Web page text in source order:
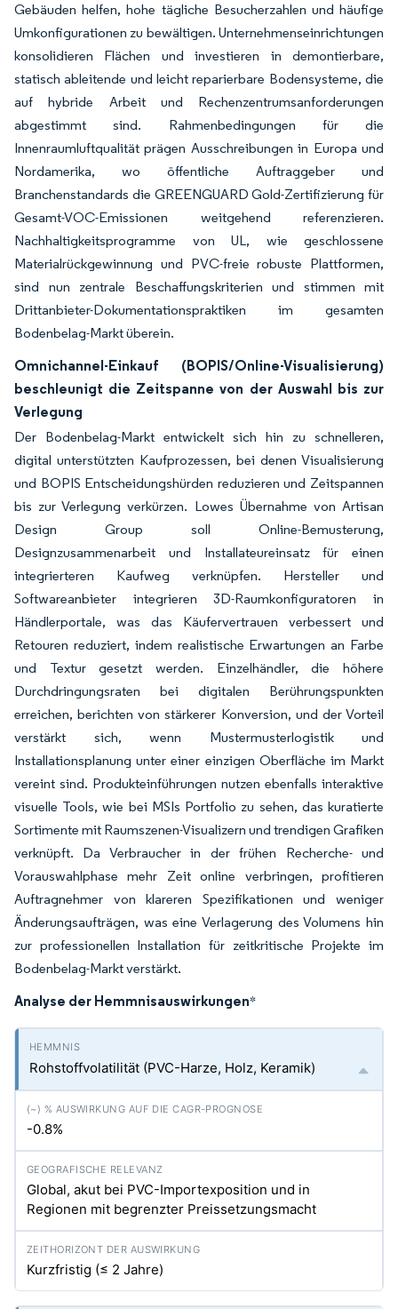
Gebäuden helfen, hohe tägliche Besucherzahlen und häufige
Umkonfigurationen zu bewältigen. Unternehmenseinrichtungen
konsolidieren Flächen und investieren in demontierbare,
statisch ableitende und leicht reparierbare Bodensysteme, die
auf hybride Arbeit und Rechenzentrumsanforderungen
abgestimmt sind. Rahmenbedingungen für die
Innenraumluftqualität prägen Ausschreibungen in Europa und
Nordamerika, wo öffentliche Auftraggeber und
Branchenstandards die GREENGUARD Gold-Zertifizierung für
Gesamt-VOC-Emissionen weitgehend referenzieren.
Nachhaltigkeitsprogramme von UL, wie geschlossene
Materialrückgewinnung und PVC-freie robuste Plattformen,
sind nun zentrale Beschaffungskriterien und stimmen mit
Drittanbieter-Dokumentationspraktiken im gesamten
Bodenbelag-Markt überein.
Omnichannel-Einkauf (BOPIS/Online-Visualisierung)
beschleunigt die Zeitspanne von der Auswahl bis zur
Verlegung
Der Bodenbelag-Markt entwickelt sich hin zu schnelleren,
digital unterstützten Kaufprozessen, bei denen Visualisierung
und BOPIS Entscheidungshürden reduzieren und Zeitspannen
bis zur Verlegung verkürzen. Lowes Übernahme von Artisan
Design Group soll Online-Bemusterung,
Designzusammenarbeit und Installateureinsatz für einen
integrierteren Kaufweg verknüpfen. Hersteller und
Softwareanbieter integrieren 3D-Raumkonfiguratoren in
Händlerportale, was das Käufervertrauen verbessert und
Retouren reduziert, indem realistische Erwartungen an Farbe
und Textur gesetzt werden. Einzelhändler, die höhere
Durchdringungsraten bei digitalen Berührungspunkten
erreichen, berichten von stärkerer Konversion, und der Vorteil
verstärkt sich, wenn Mustermusterlogistik und
Installationsplanung unter einer einzigen Oberfläche im Markt
vereint sind. Produkteinführungen nutzen ebenfalls interaktive
visuelle Tools, wie bei MSIs Portfolio zu sehen, das kuratierte
Sortimente mit Raumszenen-Visualizern und trendigen Grafiken
verknüpft. Da Verbraucher in der frühen Recherche- und
Vorauswahlphase mehr Zeit online verbringen, profitieren
Auftragnehmer von klareren Spezifikationen und weniger
Änderungsaufträgen, was eine Verlagerung des Volumens hin
zur professionellen Installation für zeitkritische Projekte im
Bodenbelag-Markt verstärkt.
Analyse der Hemmnisauswirkungen*
Rohstoffvolatilität (PVC-Harze, Holz, Keramik)
-0.8%
Global, akut bei PVC-Importexposition und in
Regionen mit begrenzter Preissetzungsmacht
Kurzfristig (≤ 2 Jahre)